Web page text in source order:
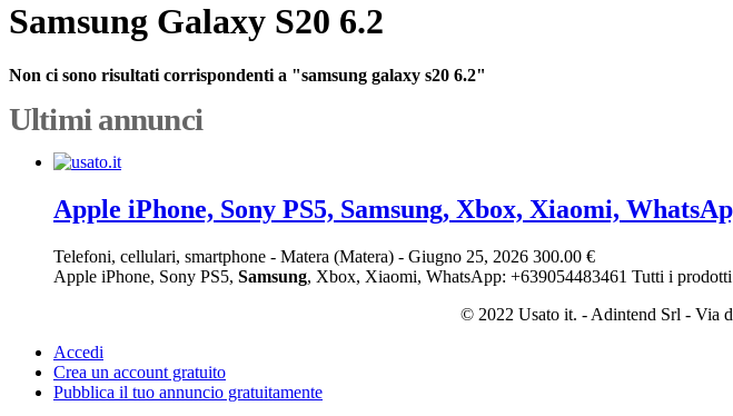
Samsung Galaxy S20 6.2
Non ci sono risultati corrispondenti a "samsung galaxy s20 6.2"
Ultimi annunci
Apple iPhone, Sony PS5, Samsung, Xbox, Xiaomi,
Telefoni, cellulari, smartphone - Matera (Matera) - Giugno 25, 2026 300.00 €
Apple iPhone, Sony PS5, Samsung, Xbox, Xiaomi, WhatsApp: +639054483461 Tutti i
© 2022 Usato it. - Adintend Srl - Via
Accedi
Crea un account gratuito
Pubblica il tuo annuncio gratuitamente